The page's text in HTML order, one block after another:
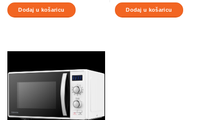
Dodaj u košaricu Dodaj u košaricu